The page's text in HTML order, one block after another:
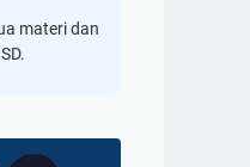
materi dan